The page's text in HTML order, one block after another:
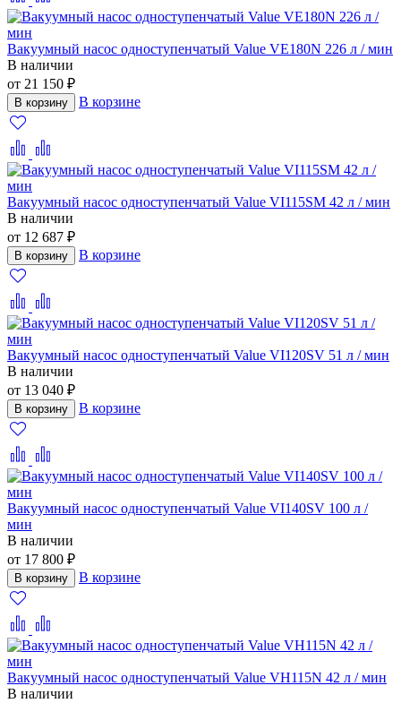
Вакуумный насос одноступенчатый Value VE180N 226 л / мин
В наличии
от 21 150 ₽
В корзину В корзине
Вакуумный насос одноступенчатый Value VI115SM 42 л / мин
В наличии
от 12 687 ₽
В корзину В корзине
Вакуумный насос одноступенчатый Value VI120SV 51 л / мин
В наличии
от 13 040 ₽
В корзину В корзине
Вакуумный насос одноступенчатый Value VI140SV 100 л /
мин
В наличии
от 17 800 ₽
В корзину В корзине
Вакуумный насос одноступенчатый Value VH115N 42 л / мин
В наличии